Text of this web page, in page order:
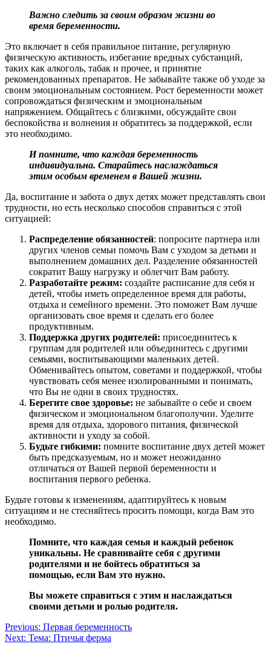
Важно следить за своим образом жизни во
время беременности.
Это включает в себя правильное питание, регулярную
физическую активность, избегание вредных субстанций,
таких как алкоголь, табак и прочее, и принятие
рекомендованных препаратов. Не забывайте также об уходе за
своим эмоциональным состоянием. Рост беременности может
сопровождаться физическим и эмоциональным
напряжением. Общайтесь с близкими, обсуждайте свои
беспокойства и волнения и обратитесь за поддержкой, если
это необходимо.
И помните, что каждая беременность
индивидуальна. Старайтесь наслаждаться
этим особым временем в Вашей жизни.
Да, воспитание и забота о двух детях может представлять свои
трудности, но есть несколько способов справиться с этой
ситуацией:
Распределение обязанностей: попросите партнера или
других членов семьи помочь Вам с уходом за детьми и
выполнением домашних дел. Разделение обязанностей
сократит Вашу нагрузку и облегчит Вам работу.
Разработайте режим: создайте расписание для себя и
детей, чтобы иметь определенное время для работы,
отдыха и семейного времени. Это поможет Вам лучше
организовать свое время и сделать его более
продуктивным.
Поддержка других родителей: присоединитесь к
группам для родителей или объединитесь с другими
семьями, воспитывающими маленьких детей.
Обменивайтесь опытом, советами и поддержкой, чтобы
чувствовать себя менее изолированными и понимать,
что Вы не одни в своих трудностях.
Берегите свое здоровье: не забывайте о себе и своем
физическом и эмоциональном благополучии. Уделите
время для отдыха, здорового питания, физической
активности и уходу за собой.
Будьте гибкими: помните воспитание двух детей может
быть предсказуемым, но и может неожиданно
отличаться от Вашей первой беременности и
воспитания первого ребенка.
Будьте готовы к изменениям, адаптируйтесь к новым
ситуациям и не стесняйтесь просить помощи, когда Вам это
необходимо.
Помните, что каждая семья и каждый ребенок
уникальны. Не сравнивайте себя с другими
родителями и не бойтесь обратиться за
помощью, если Вам это нужно.
Вы можете справиться с этим и наслаждаться
своими детьми и ролью родителя.
Навигация
по
Previous: Первая беременность
Next: Тема: Птичья ферма